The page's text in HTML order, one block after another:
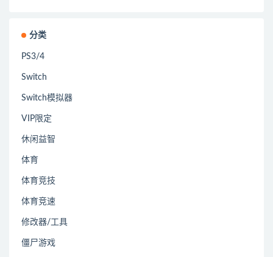
分类
PS3/4
Switch
Switch模拟器
VIP限定
休闲益智
体育
体育竞技
体育竞速
修改器/工具
僵尸游戏